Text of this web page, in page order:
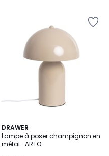
DRAWER
Lampe à poser champignon en
métal- ARTO
5
/
5
4
Couleurs